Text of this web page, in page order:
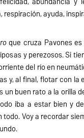
respiración, ayuda,
que cruza Pavones
y perezosos. Si
del río en
y, al final, flotar con la
un buen rato a la orilla
iba a estar bien y
Voy a recordar